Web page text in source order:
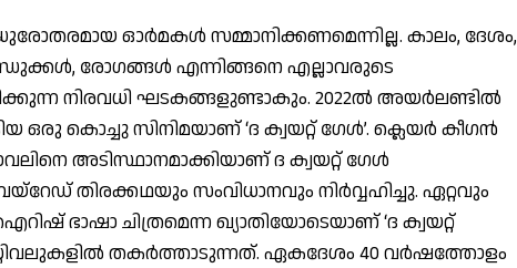
ഓര്‍മകള്‍ സമ്മാനിക്കണമെന്നില്ല. കാലം, ദേശം,
രോഗങ്ങള്‍ എന്നിങ്ങനെ എല്ലാവരുടെ
നിരവധി ഘടകങ്ങളുണ്ടാകും. 2022ല്‍ അയര്‍ലണ്ടില്‍
ഒരു കൊച്ചു സിനിമയാണ് ‘ദ ക്വയറ്റ് ഗേള്‍’. ക്ലെയര്‍ കീഗന്‍
അടിസ്ഥാനമാക്കിയാണ് ദ ക്വയറ്റ് ഗേള്‍
തിരക്കഥയും സംവിധാനവും നിര്‍വ്വഹിച്ചു. ഏറ്റവും
ഭാഷാ ചിത്രമെന്ന ഖ്യാതിയോടെയാണ് ‘ദ ക്വയറ്റ്
തകര്‍ത്താടുന്നത്. ഏകദേശം 40 വര്‍ഷത്തോളം